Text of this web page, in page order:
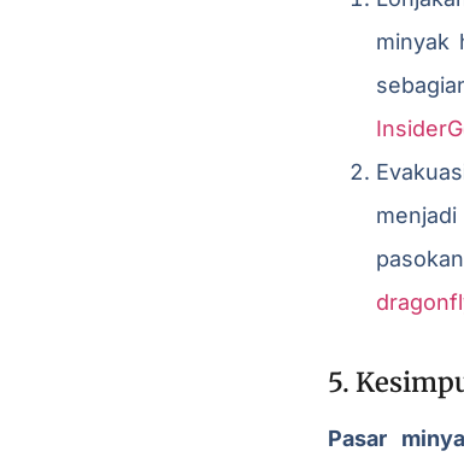
minyak
5.
Pasar